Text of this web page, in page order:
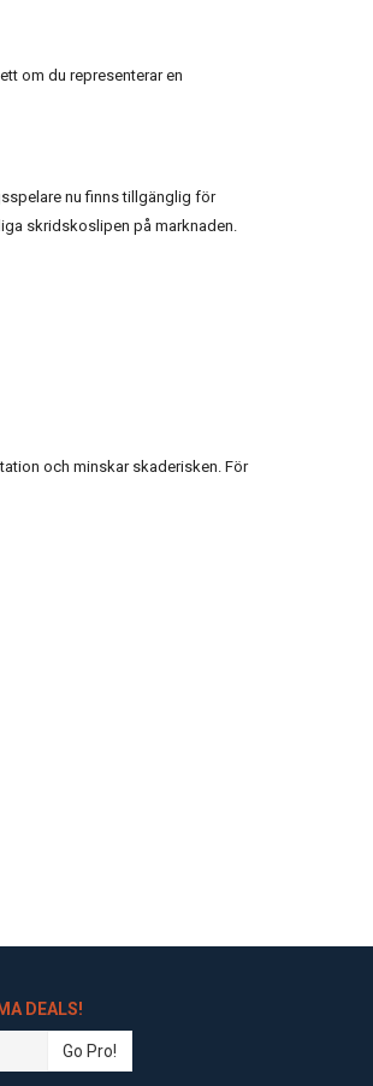
om du representerar en
nu finns tillgänglig för
skridskoslipen på marknaden.
och minskar skaderisken. För
DEALS!
Go Pro!